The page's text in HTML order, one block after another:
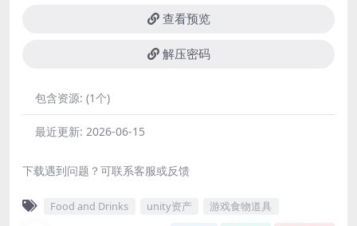
查看预览
解压密码
包含资源: (1个)
最近更新: 2026-06-15
下载遇到问题？可联系客服或反馈
Food and Drinks unity资产 游戏食物道具